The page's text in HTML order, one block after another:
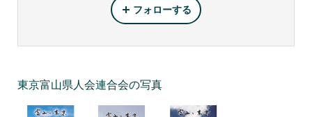
フォローする
東京富山県人会連合会の写真